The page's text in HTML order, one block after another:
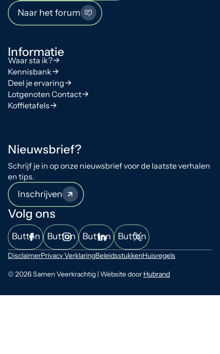
Naar het forum
Informatie
Waar sta ik?
Kennisbank
Deel je ervaring
Lotgenoten Contact
Koffietafels
Nieuwsbrief?
Schrijf je in op onze nieuwsbrief voor de laatste verhalen
en tips.
Inschrijven
Volg ons
Button Button Button Button
© 2026 Samen Veerkrachtig | Website door Hubrand
DisclaimerPrivacy VerklaringBeleidsstukkenHuisregels